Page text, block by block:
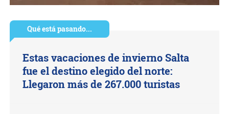
Qué está pasando...
Estas vacaciones de invierno Salta
fue el destino elegido del norte:
Llegaron más de 267.000 turistas